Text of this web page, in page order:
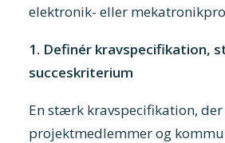
elektronik- eller
1. Definér kravspecifikation,
succeskriterium
En stærk kravspecifikation,
projektmedlemmer og